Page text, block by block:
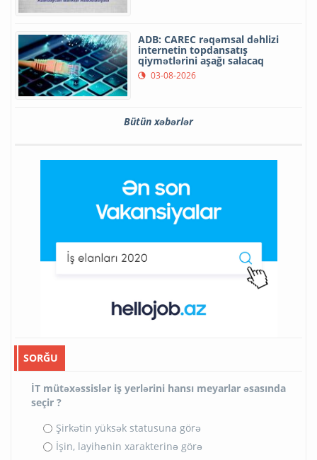
ADB: CAREC rəqəmsal dəhlizi
internetin topdansatış
qiymətlərini aşağı salacaq
03-08-2026
Bütün xəbərlər
SORĞU
İT mütəxəssislər iş yerlərini hansı meyarlar əsasında
seçir ?
Şirkətin yüksək statusuna görə
İşin, layihənin xarakterinə görə